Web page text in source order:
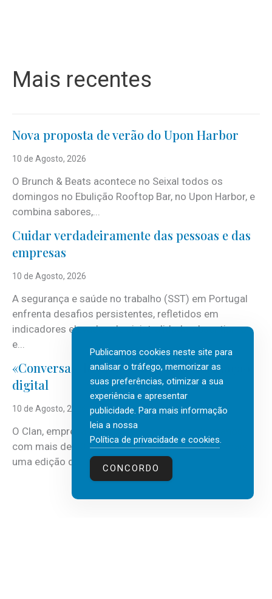
Mais recentes
Nova proposta de verão do Upon Harbor
10 de Agosto, 2026
O Brunch & Beats acontece no Seixal todos os
domingos no Ebulição Rooftop Bar, no Upon Harbor, e
combina sabores,...
Cuidar verdadeiramente das pessoas e das
empresas
10 de Agosto, 2026
A segurança e saúde no trabalho (SST) em Portugal
enfrenta desafios persistentes, refletidos em
indicadores elevados de sinistralidade, absentismo
e...
«Conversas do Clan» sobre transformação
digital
10 de Agosto, 2026
O Clan, empresa portuguesa de recursos humanos
com mais de 30 anos de atividade, vai realizar mais
uma edição do...
Publicamos cookies neste site para
analisar o tráfego, memorizar as
suas preferências, otimizar a sua
experiência e apresentar
publicidade. Para mais informação
leia a nossa
Política de privacidade e cookies.
CONCORDO